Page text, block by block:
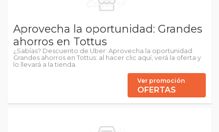
Aprovecha la oportunidad: Grandes
ahorros en Tottus
¿Sabías? Descuento de Uber: Aprovecha la oportunidad:
Grandes ahorros en Tottus: al hacer clic aquí, verá la oferta y
lo llevará a la tienda.
Ver promoción
OFERTAS